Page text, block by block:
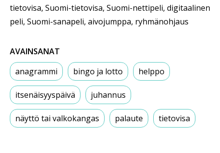
tietovisa, Suomi-tietovisa, Suomi-nettipeli, digitaalinen
peli, Suomi-sanapeli, aivojumppa, ryhmänohjaus
AVAINSANAT
anagrammi
bingo ja lotto helppo
itsenäisyyspäivä juhannus
näyttö tai valkokangas palaute tietovisa